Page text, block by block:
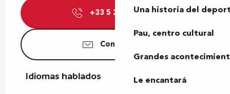
Una historia del
Pau, centro cultural
Grandes
Le encantará
+33 5 24 36 04▒▒
Contáctenos
Idiomas hablados
Idiomas hablados